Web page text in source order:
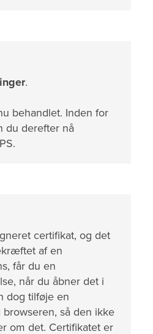
.
behandlet. Inden for
du derefter nå
certifikat, og det
af en
får du en
når du åbner det i
dog tilføje en
så den ikke
om det. Certifikatet er